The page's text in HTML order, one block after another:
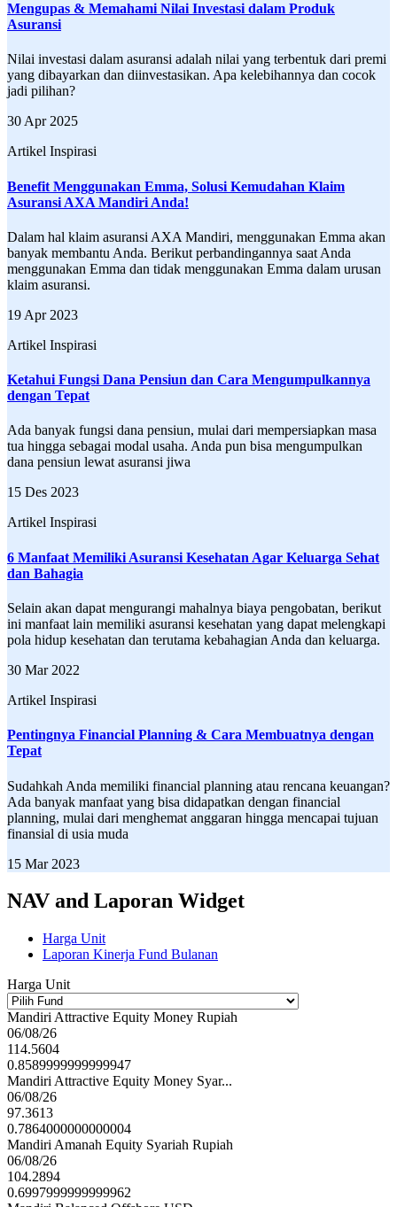
Mengupas & Memahami Nilai Investasi dalam Produk
Asuransi
Nilai investasi dalam asuransi adalah nilai yang terbentuk dari premi
yang dibayarkan dan diinvestasikan. Apa kelebihannya dan cocok
jadi pilihan?
30 Apr 2025
Artikel Inspirasi
Benefit Menggunakan Emma, Solusi Kemudahan Klaim
Asuransi AXA Mandiri Anda!
Dalam hal klaim asuransi AXA Mandiri, menggunakan Emma akan
banyak membantu Anda. Berikut perbandingannya saat Anda
menggunakan Emma dan tidak menggunakan Emma dalam urusan
klaim asuransi.
19 Apr 2023
Artikel Inspirasi
Ketahui Fungsi Dana Pensiun dan Cara Mengumpulkannya
dengan Tepat
Ada banyak fungsi dana pensiun, mulai dari mempersiapkan masa
tua hingga sebagai modal usaha. Anda pun bisa mengumpulkan
dana pensiun lewat asuransi jiwa
15 Des 2023
Artikel Inspirasi
6 Manfaat Memiliki Asuransi Kesehatan Agar Keluarga Sehat
dan Bahagia
Selain akan dapat mengurangi mahalnya biaya pengobatan, berikut
ini manfaat lain memiliki asuransi kesehatan yang dapat melengkapi
pola hidup kesehatan dan terutama kebahagian Anda dan keluarga.
30 Mar 2022
Artikel Inspirasi
Pentingnya Financial Planning & Cara Membuatnya dengan
Tepat
Sudahkah Anda memiliki financial planning atau rencana keuangan?
Ada banyak manfaat yang bisa didapatkan dengan financial
planning, mulai dari menghemat anggaran hingga mencapai tujuan
finansial di usia muda
15 Mar 2023
NAV and Laporan Widget
Harga Unit
Laporan Kinerja Fund Bulanan
Harga Unit
Mandiri Attractive Equity Money Rupiah
06/08/26
114.5604
0.8589999999999947
Mandiri Attractive Equity Money Syar...
06/08/26
97.3613
0.7864000000000004
Mandiri Amanah Equity Syariah Rupiah
06/08/26
104.2894
0.6997999999999962